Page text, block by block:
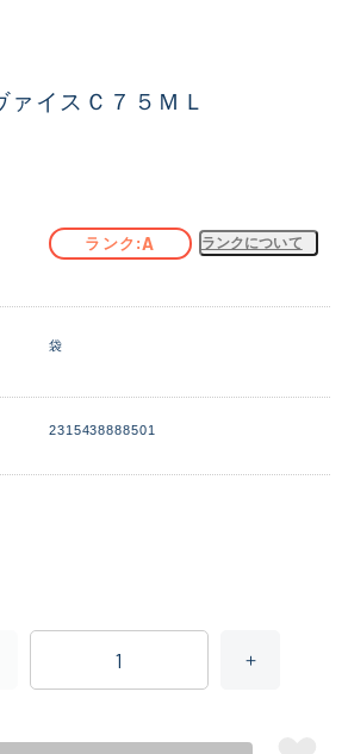
イスＣ７５ＭＬ
ランク A ランクについて
袋
2315438888501